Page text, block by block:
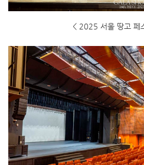
< 2025 서울 땅고 페